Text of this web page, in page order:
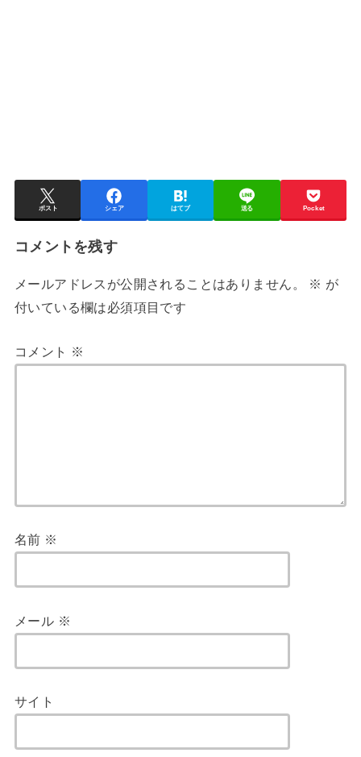
ポスト シェア はてブ 送る Pocket
コメントを残す
メールアドレスが公開されることはありません。 ※ が
付いている欄は必須項目です
コメント ※
名前 ※
メール ※
サイト